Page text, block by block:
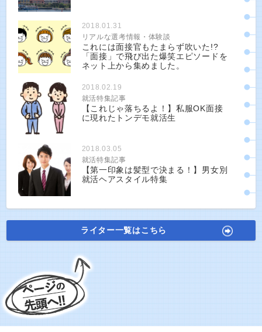
2018.01.31
リアルな選考情報・体験談
これには面接官もたまらず吹いた!?
「面接」で飛び出た爆笑エピソードを
ネット上から集めました。
2018.02.19
就活特集記事
【これじゃ落ちるよ！】私服OK面接
に現れたトンデモ就活生
2018.03.05
就活特集記事
【第一印象は髪型で決まる！】男女別
就活ヘアスタイル特集
ライター一覧はこちら